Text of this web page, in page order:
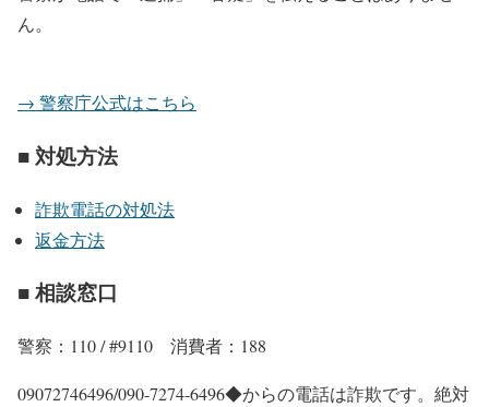
ん。
→ 警察庁公式はこちら
■ 対処方法
詐欺電話の対処法
返金方法
■ 相談窓口
警察：110 / #9110 消費者：188
09072746496/090-7274-6496◆からの電話は詐欺です。絶対